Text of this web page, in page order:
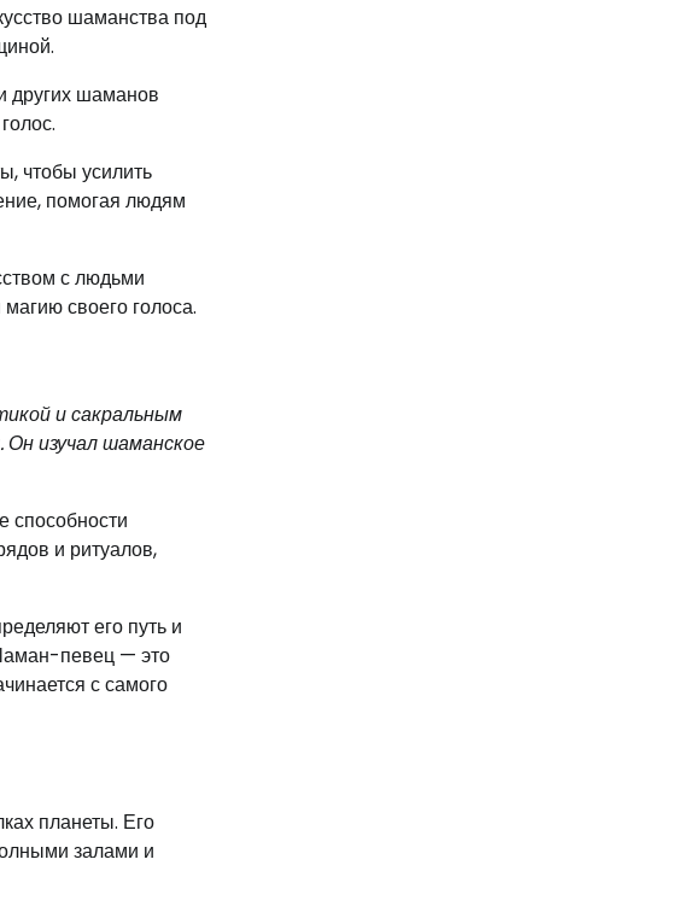
шаманства под
других шаманов
чтобы усилить
помогая людям
с людьми
своего голоса.
и сакральным
изучал шаманское
способности
и ритуалов,
его путь и
певец — это
с самого
планеты. Его
залами и